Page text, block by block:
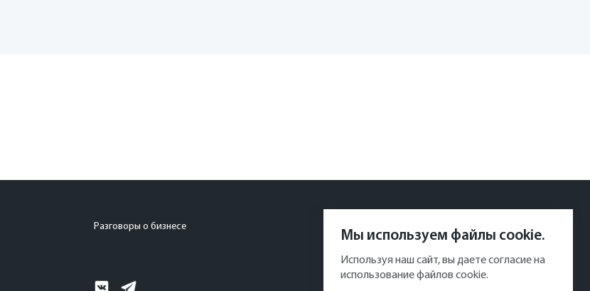
Разговоры о бизнесе
Мы используем файлы cookie.
Используя наш сайт, вы даете согласие на
использование файлов cookie.